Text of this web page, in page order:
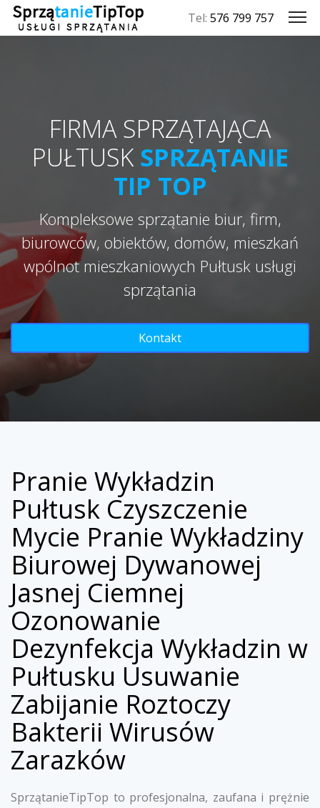
Tel: 576 799 757
FIRMA SPRZĄTAJĄCA
PUŁTUSK SPRZĄTANIE
TIP TOP
Kompleksowe sprzątanie biur, firm,
biurowców, obiektów, domów, mieszkań
wpólnot mieszkaniowych Pułtusk usługi
sprzątania
Kontakt
Pranie Wykładzin
Pułtusk Czyszczenie
Mycie Pranie Wykładziny
Biurowej Dywanowej
Jasnej Ciemnej
Ozonowanie
Dezynfekcja Wykładzin w
Pułtusku Usuwanie
Zabijanie Roztoczy
Bakterii Wirusów
Zarazków
SprzątanieTipTop to profesjonalna, zaufana i prężnie